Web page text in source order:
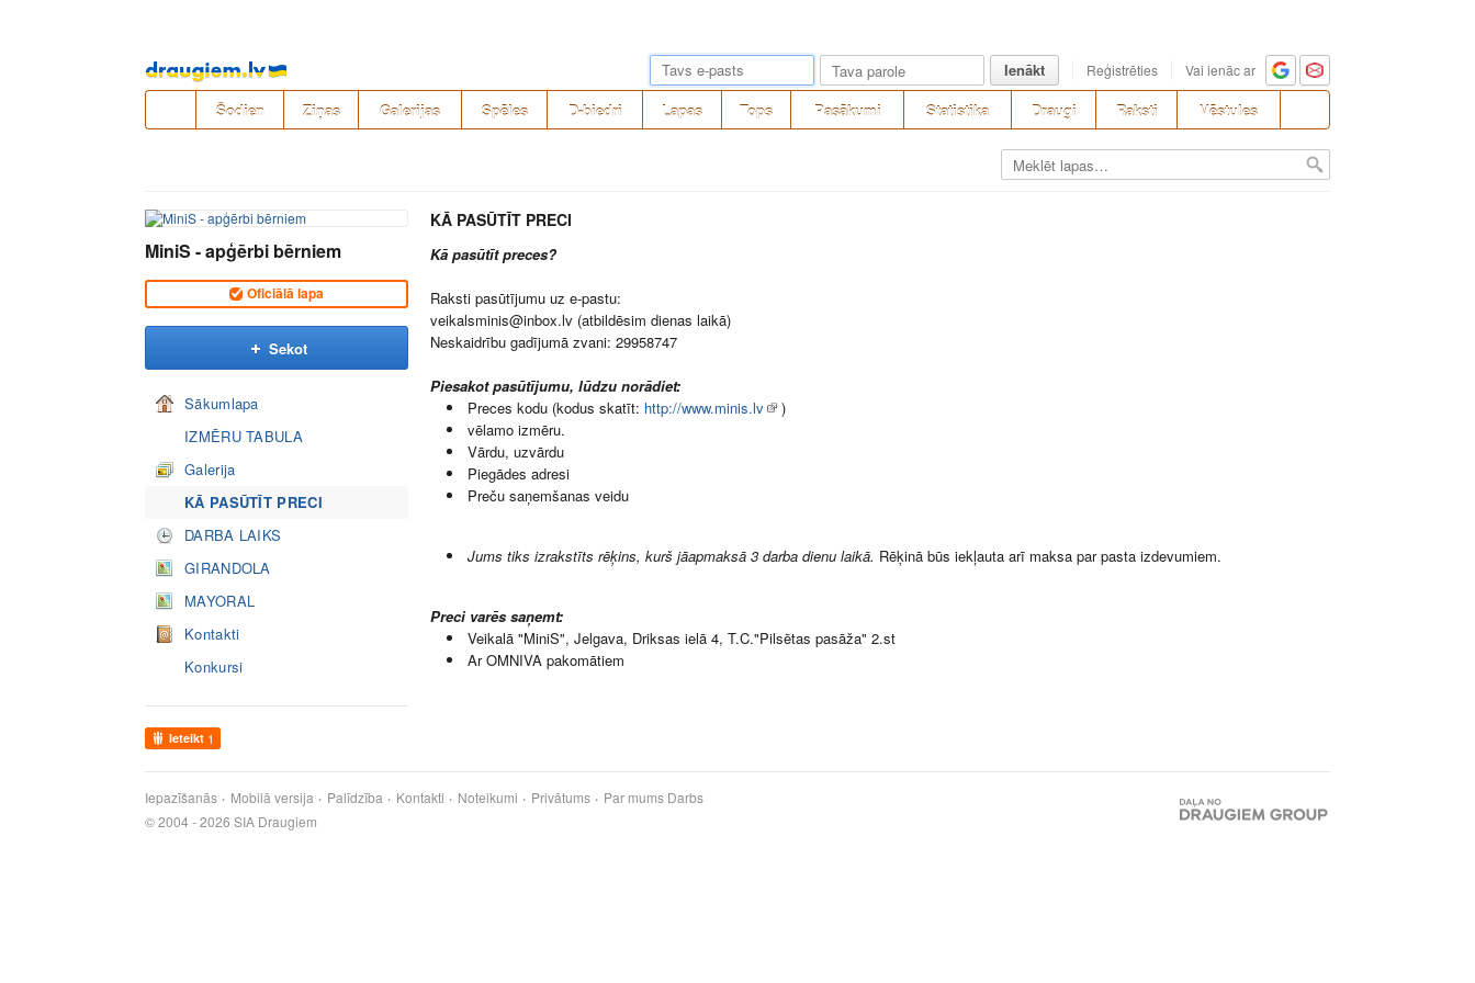
Pāriet
uz
saturu
Ienākt Reģistrēties Vai ienāc ar
Šodien Ziņas Galerijas Spēles D-biedri Lapas Tops Pasākumi Statistika Draugi Raksti Vēstules
MiniS - apģērbi bērniem
Oficiālā lapa
Sekot
Sākumlapa
IZMĒRU TABULA
Galerija
KĀ PASŪTĪT PRECI
DARBA LAIKS
GIRANDOLA
MAYORAL
Kontakti
Konkursi
Ieteikt 1
KĀ PASŪTĪT PRECI
Kā pasūtīt preces?
Raksti pasūtījumu uz e-pastu:
veikalsminis@inbox.lv (atbildēsim dienas laikā)
Neskaidrību gadījumā zvani: 29958747
Piesakot pasūtījumu, lūdzu norādiet:
Preces kodu (kodus skatīt: http://www.minis.lv
)
vēlamo izmēru.
Vārdu, uzvārdu
Piegādes adresi
Preču saņemšanas veidu
Jums tiks izrakstīts rēķins, kurš jāapmaksā 3 darba dienu laikā. Rēķinā būs iekļauta arī maksa par pasta izdevumiem.
Preci varēs saņemt:
Veikalā "MiniS", Jelgava, Driksas ielā 4, T.C."Pilsētas pasāža" 2.st
Ar OMNIVA pakomātiem
Iepazīšanās Mobilā versija Palīdzība Kontakti Noteikumi Privātums Par mums Darbs
© 2004 - 2026 SIA Draugiem